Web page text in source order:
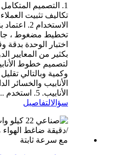
1. التصميم
تكاليف تثبيت
الاستخدام
اختبار الوحدة بدقة
لتصميم خطوط
وكمية وبالتالي
الأنابيب والخسائر
الأنابيب. 5. استخدم ...
سؤالالتفاصيل